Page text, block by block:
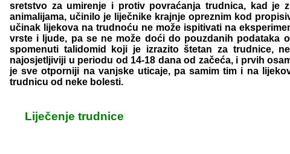
sretstvo za umirenje i protiv povraćanja trudnica, kad je
animalijama, učinilo je liječnike krajnje opreznim kod
učinak lijekova na trudnoću ne može ispitivati na
vrste i ljude, pa se ne može doći do pouzdanih podataka
spomenuti talidomid koji je izrazito štetan za trudnice,
najosjetljiviji u periodu od 14-18 dana od začeća, i prvih
je sve otporniji na vanjske uticaje, pa samim tim i na
trudnicu od neke bolesti.
Liječenje trudnice